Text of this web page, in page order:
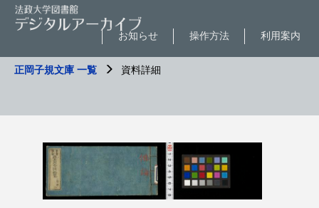
利用案内
操作方法
お知らせ
正岡子規文庫 一覧 資料詳細